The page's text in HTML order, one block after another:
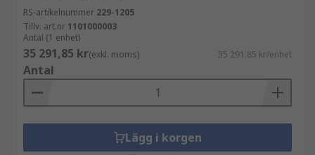
RS-artikelnummer 229-1205
Tillv. art.nr 1101000003
Antal (1 enhet)
35 291,85 kr(exkl. moms) 35 291,85 kr/enhet
Antal
Lägg i korgen